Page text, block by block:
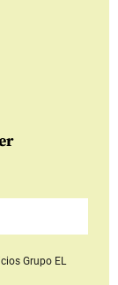
Grupo EL